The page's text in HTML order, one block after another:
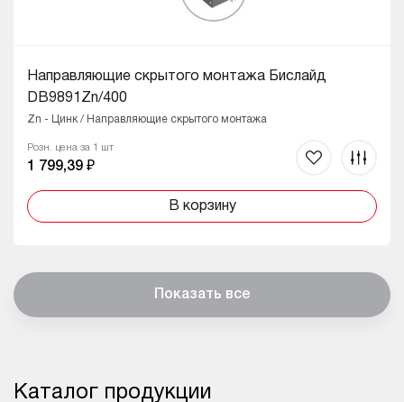
Направляющие скрытого монтажа Бислайд
DB9891Zn/400
Zn - Цинк / Направляющие скрытого монтажа
Розн. цена за 1 шт
1 799,39 ₽
В корзину
Показать все
Каталог продукции